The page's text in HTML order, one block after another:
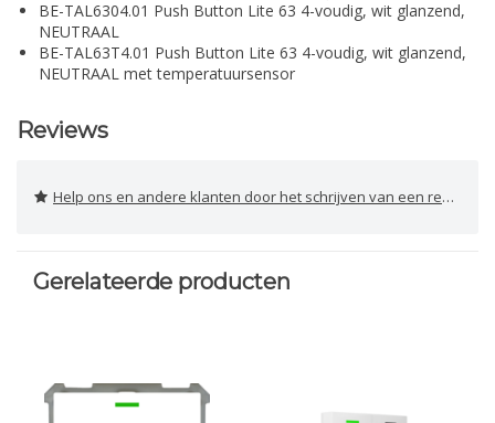
BE-TAL6304.01 Push Button Lite 63 4-voudig, wit glanzend,
NEUTRAAL
BE-TAL63T4.01 Push Button Lite 63 4-voudig, wit glanzend,
NEUTRAAL met temperatuursensor
Reviews
Help ons en andere klanten door het schrijven van een review
Gerelateerde producten